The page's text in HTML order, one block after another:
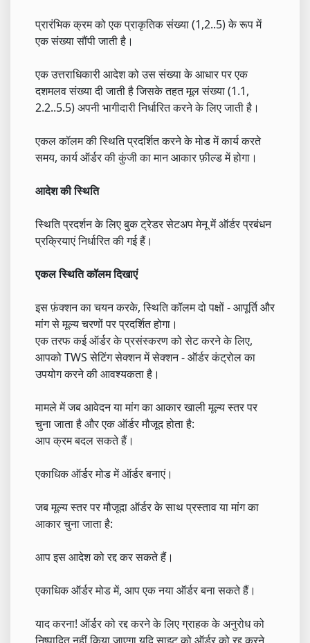
प्रारंभिक क्रम को एक प्राकृतिक संख्या (1,2..5) के रूप में
एक संख्या सौंपी जाती है।
एक उत्तराधिकारी आदेश को उस संख्या के आधार पर एक
दशमलव संख्या दी जाती है जिसके तहत मूल संख्या (1.1,
2.2..5.5) अपनी भागीदारी निर्धारित करने के लिए जाती है।
एकल कॉलम की स्थिति प्रदर्शित करने के मोड में कार्य करते
समय, कार्य ऑर्डर की कुंजी का मान आकार फ़ील्ड में होगा।
आदेश की स्थिति
स्थिति प्रदर्शन के लिए बुक ट्रेडर सेटअप मेनू में ऑर्डर प्रबंधन
प्रक्रियाएं निर्धारित की गई हैं।
एकल स्थिति कॉलम दिखाएं
इस फ़ंक्शन का चयन करके, स्थिति कॉलम दो पक्षों - आपूर्ति और
मांग से मूल्य चरणों पर प्रदर्शित होगा।
एक तरफ कई ऑर्डर के प्रसंस्करण को सेट करने के लिए,
आपको TWS सेटिंग सेक्शन में सेक्शन - ऑर्डर कंट्रोल का
उपयोग करने की आवश्यकता है।
मामले में जब आवेदन या मांग का आकार खाली मूल्य स्तर पर
चुना जाता है और एक ऑर्डर मौजूद होता है:
आप क्रम बदल सकते हैं।
एकाधिक ऑर्डर मोड में ऑर्डर बनाएं।
जब मूल्य स्तर पर मौजूदा ऑर्डर के साथ प्रस्ताव या मांग का
आकार चुना जाता है:
आप इस आदेश को रद्द कर सकते हैं।
एकाधिक ऑर्डर मोड में, आप एक नया ऑर्डर बना सकते हैं।
याद करना! ऑर्डर को रद्द करने के लिए ग्राहक के अनुरोध को